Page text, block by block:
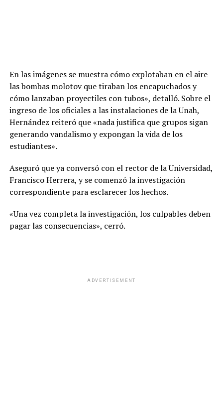
En las imágenes se muestra cómo explotaban en el aire
las bombas molotov que tiraban los encapuchados y
cómo lanzaban proyectiles con tubos», detalló. Sobre el
ingreso de los oficiales a las instalaciones de la Unah,
Hernández reiteró que «nada justifica que grupos sigan
generando vandalismo y expongan la vida de los
estudiantes».
Aseguró que ya conversó con el rector de la Universidad,
Francisco Herrera, y se comenzó la investigación
correspondiente para esclarecer los hechos.
«Una vez completa la investigación, los culpables deben
pagar las consecuencias», cerró.
ADVERTISEMENT